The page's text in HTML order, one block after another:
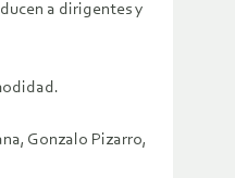
a dirigentes y
Gonzalo Pizarro,